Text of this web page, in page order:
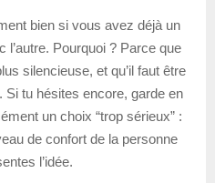
bien si vous avez déjà un
l’autre. Pourquoi ? Parce que
silencieuse, et qu’il faut être
Si tu hésites encore, garde en
un choix “trop sérieux” :
de confort de la personne
l’idée.